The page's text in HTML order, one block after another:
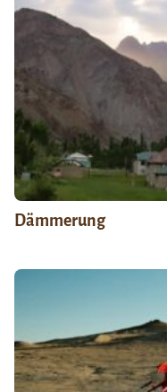
Dämmerung